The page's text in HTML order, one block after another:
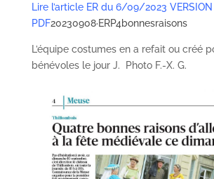
Lire l’article ER du 6/09/2023 VERSION
PDF20230908·ERP4bonnesraisons
L’équipe costumes en a refait ou créé
bénévoles le jour J. Photo F.-X. G.